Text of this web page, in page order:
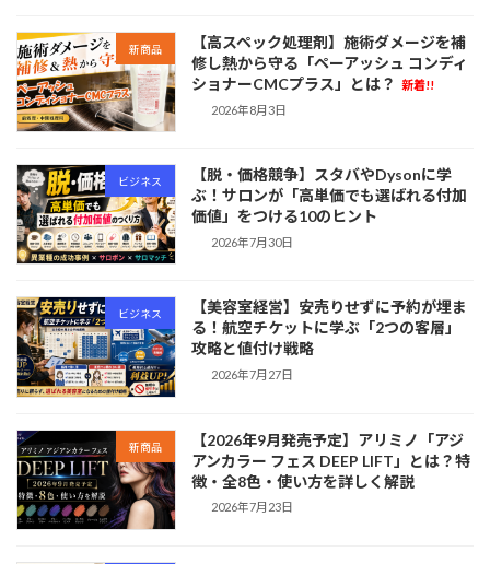
新商品
【高スペック処理剤】施術ダメージを補
修し熱から守る「ペーアッシュ コンディ
ショナーCMCプラス」とは？
新着!!
2026年8月3日
ビジネス
【脱・価格競争】スタバやDysonに学
ぶ！サロンが「高単価でも選ばれる付加
価値」をつける10のヒント
2026年7月30日
ビジネス
【美容室経営】安売りせずに予約が埋ま
る！航空チケットに学ぶ「2つの客層」
攻略と値付け戦略
2026年7月27日
新商品
【2026年9月発売予定】アリミノ「アジ
アンカラー フェス DEEP LIFT」とは？特
徴・全8色・使い方を詳しく解説
2026年7月23日